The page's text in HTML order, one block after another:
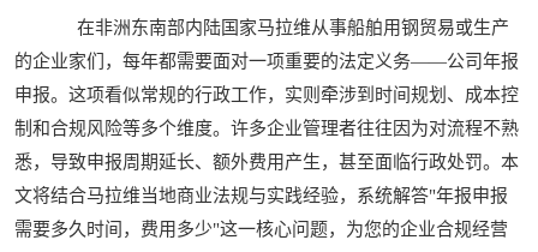
在非洲东南部内陆国家马拉维从事船舶用钢贸易或生产
的企业家们，每年都需要面对一项重要的法定义务——公司年报
申报。这项看似常规的行政工作，实则牵涉到时间规划、成本控
制和合规风险等多个维度。许多企业管理者往往因为对流程不熟
悉，导致申报周期延长、额外费用产生，甚至面临行政处罚。本
文将结合马拉维当地商业法规与实践经验，系统解答"年报申报
需要多久时间，费用多少"这一核心问题，为您的企业合规经营